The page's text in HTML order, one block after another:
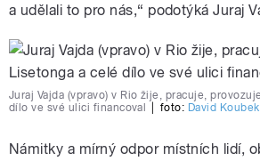
a udělali to pro nás,“ podotýká Juraj
Juraj Vajda (vpravo) v Rio žije, pracuje,
dílo ve své ulici financoval
foto: David Koubek
Námitky a mírný odpor místních lidí,